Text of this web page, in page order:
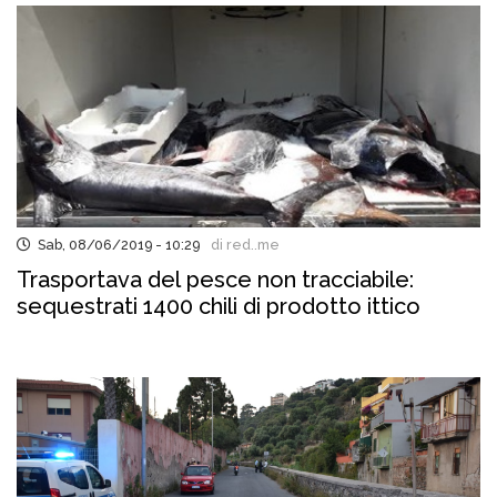
Sab, 08/06/2019 - 10:29 di red..me
Trasportava del pesce non tracciabile:
sequestrati 1400 chili di prodotto ittico